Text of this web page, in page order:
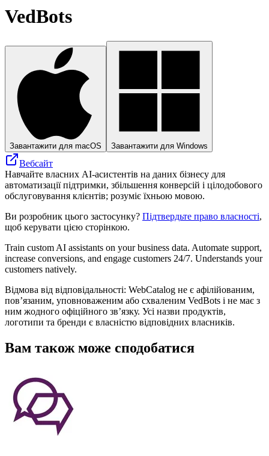
VedBots
Завантажити для macOS Завантажити для Windows
Вебсайт
Навчайте власних AI-асистентів на даних бізнесу для
автоматизації підтримки, збільшення конверсій і цілодобового
обслуговування клієнтів; розуміє їхньою мовою.
Ви розробник цього застосунку? Підтвердьте право власності,
щоб керувати цією сторінкою.
Train custom AI assistants on your business data. Automate support,
increase conversions, and engage customers 24/7. Understands your
customers natively.
Відмова від відповідальності: WebCatalog не є афілійованим,
пов’язаним, уповноваженим або схваленим VedBots і не має з
ним жодного офіційного зв’язку. Усі назви продуктів,
логотипи та бренди є власністю відповідних власників.
Вам також може сподобатися